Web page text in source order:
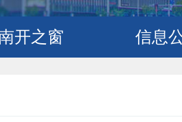
开之窗 信息